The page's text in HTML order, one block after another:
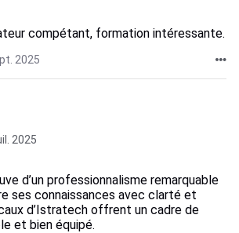
compétant, formation intéressante.
2025
2025
d’un professionnalisme remarquable
ses connaissances avec clarté et
d’Istratech offrent un cadre de
et bien équipé.